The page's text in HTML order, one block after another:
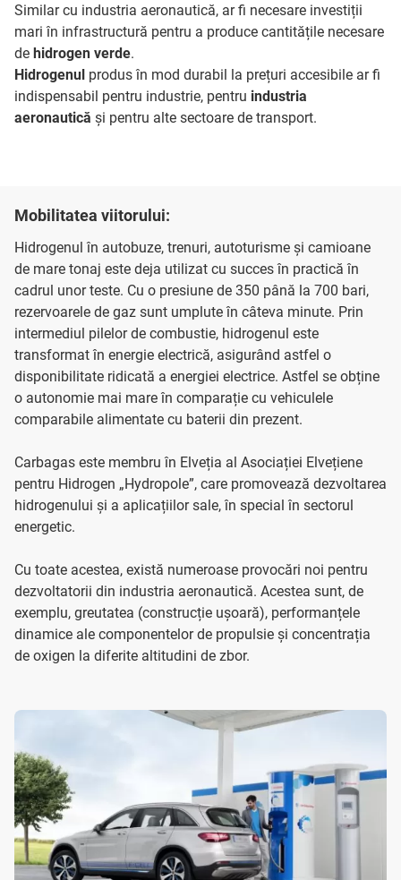
Similar cu industria aeronautică, ar fi necesare investiții
mari în infrastructură pentru a produce cantitățile necesare
de hidrogen verde.
Hidrogenul produs în mod durabil la prețuri accesibile ar fi
indispensabil pentru industrie, pentru industria
aeronautică și pentru alte sectoare de transport.
Mobilitatea viitorului:
Hidrogenul în autobuze, trenuri, autoturisme și camioane
de mare tonaj este deja utilizat cu succes în practică în
cadrul unor teste. Cu o presiune de 350 până la 700 bari,
rezervoarele de gaz sunt umplute în câteva minute. Prin
intermediul pilelor de combustie, hidrogenul este
transformat în energie electrică, asigurând astfel o
disponibilitate ridicată a energiei electrice. Astfel se obține
o autonomie mai mare în comparație cu vehiculele
comparabile alimentate cu baterii din prezent.
Carbagas este membru în Elveția al Asociației Elvețiene
pentru Hidrogen „Hydropole”, care promovează dezvoltarea
hidrogenului și a aplicațiilor sale, în special în sectorul
energetic.
Cu toate acestea, există numeroase provocări noi pentru
dezvoltatorii din industria aeronautică. Acestea sunt, de
exemplu, greutatea (construcție ușoară), performanțele
dinamice ale componentelor de propulsie și concentrația
de oxigen la diferite altitudini de zbor.